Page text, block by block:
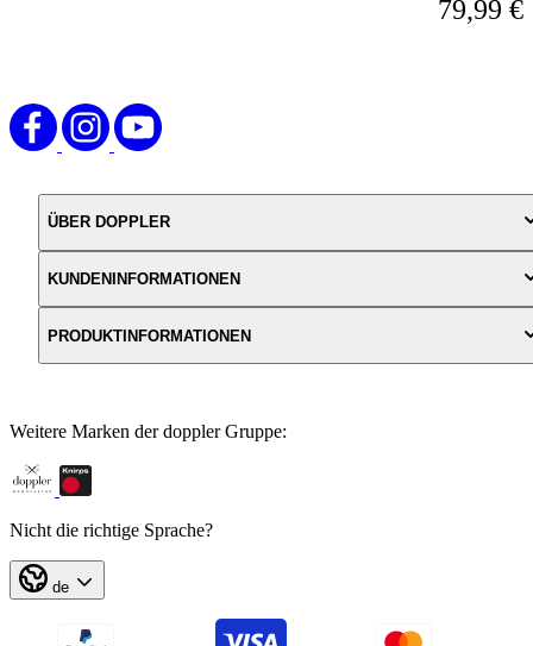
79,99 €
ÜBER DOPPLER
KUNDENINFORMATIONEN
PRODUKTINFORMATIONEN
Weitere Marken der doppler Gruppe:
Nicht die richtige Sprache?
de